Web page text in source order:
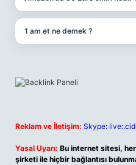
1 am et ne demek ?
Reklam ve İletişim: Skype:
Yasal Uyarı: Bu internet sitesi,
şirketi ile hiçbir bağlantısı